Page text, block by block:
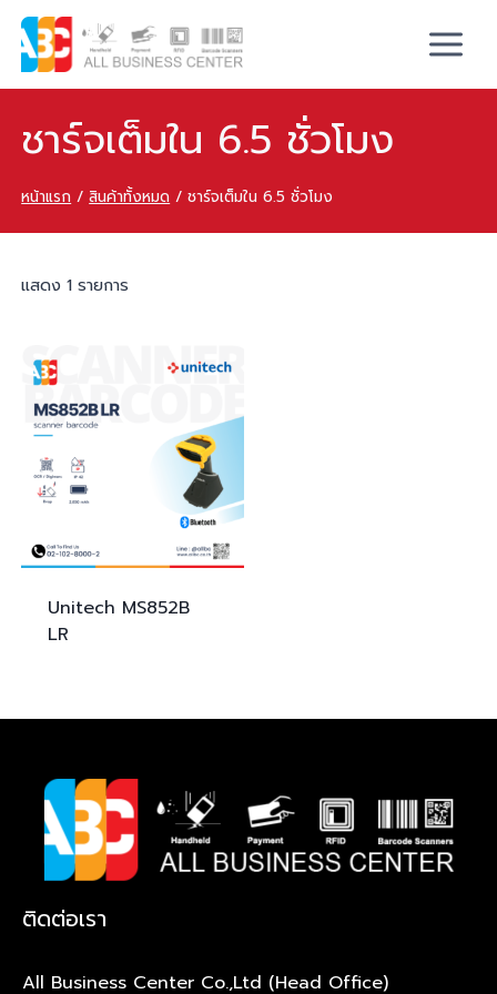
ชาร์จเต็มใน 6.5 ชั่วโมง
หน้าแรก / สินค้าทั้งหมด / ชาร์จเต็มใน 6.5 ชั่วโมง
แสดง 1 รายการ
Unitech MS852B
LR
ติดต่อเรา
All Business Center Co.,Ltd (Head Office)